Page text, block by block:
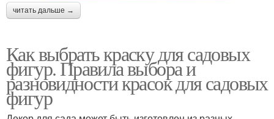
читать дальше →
Как выбрать краску для садовых
фигур. Правила выбора и
разновидности красок для садовых
фигур